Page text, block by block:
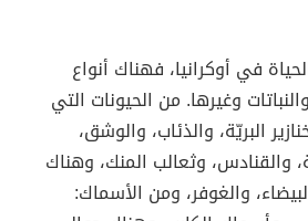
في أوكرانيا، فهناك أنواع
وغيرها. من الحيونات التي
البريّة، والذئاب، والوشق،
والقنادس، وثعالب المنك، وهناك
والغوفر، ومن الأسماك: